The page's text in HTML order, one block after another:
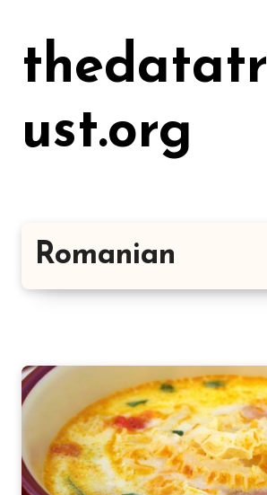
kontenthedatatr
ust.org
Romanian